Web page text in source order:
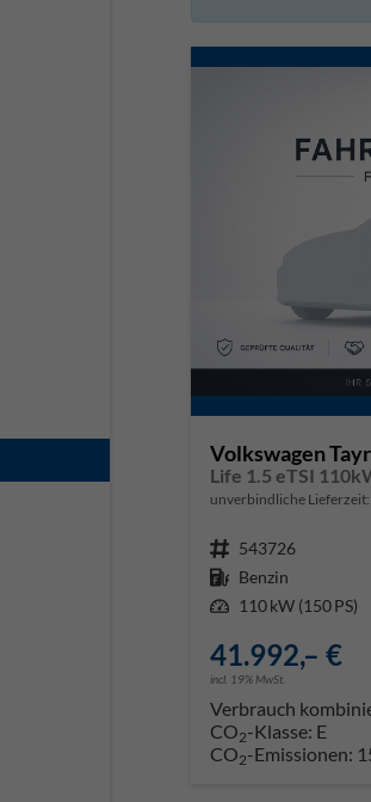
Volkswagen
Life 1.5 eTSI
unverbindliche Lieferzeit:
Fahrzeugnr. 543726
Kraftstoff Benzin
Leistung 110 kW (150 PS)
41.992,– €
incl. 19% MwSt.
Verbrauch
CO2-Klasse: E
CO2-Emissionen: